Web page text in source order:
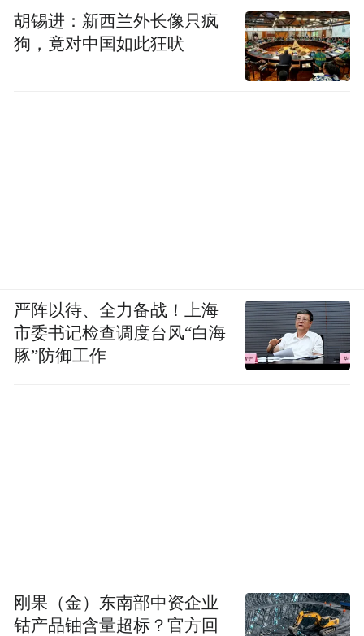
胡锡进：新西兰外长像只疯
狗，竟对中国如此狂吠
严阵以待、全力备战！上海
市委书记检查调度台风“白海
豚”防御工作
刚果（金）东南部中资企业
钴产品铀含量超标？官方回